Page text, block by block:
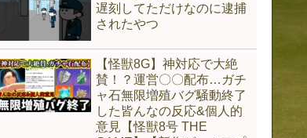
遅刻してただけなのに逮捕
されたやつ
【怪獣8G】神対応で大絶
賛！？運営〇〇配布…ガチ
ャ石無限増殖バグ騒動終了
した皆んなの反応&個人的
意見【怪獣8号 THE